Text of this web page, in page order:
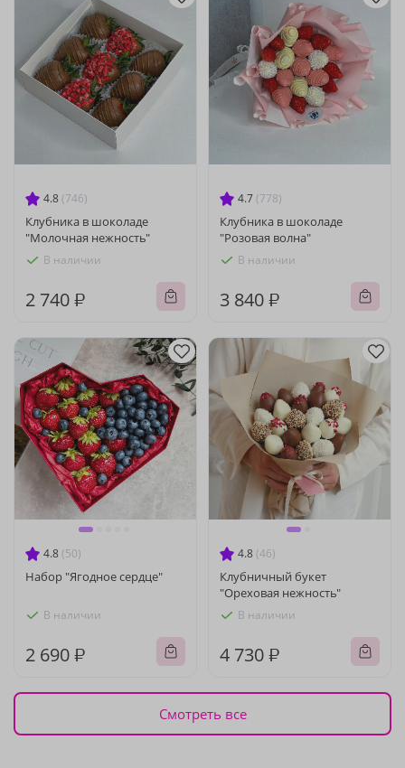
4.8 (746)
Клубника в шоколаде
"Молочная нежность"
В наличии
2 740 ₽
4.7 (778)
Клубника в шоколаде
"Розовая волна"
В наличии
3 840 ₽
4.8 (50)
Набор "Ягодное сердце"
В наличии
2 690 ₽
4.8 (46)
Клубничный букет
"Ореховая нежность"
В наличии
4 730 ₽
Смотреть все